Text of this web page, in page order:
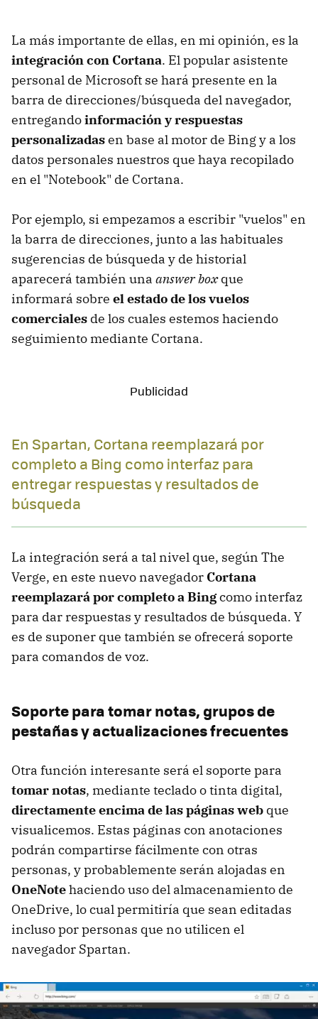
La más importante de ellas, en mi opinión, es la
integración con Cortana. El popular asistente
personal de Microsoft se hará presente en la
barra de direcciones/búsqueda del navegador,
entregandoinformación y respuestas
personalizadasen base al motor de Bing y a los
datos personales nuestros que haya recopilado
en el "Notebook" de Cortana.
Por ejemplo, si empezamos a escribir "vuelos" en
la barra de direcciones, junto a las habituales
sugerencias de búsqueda y de historial
aparecerá también una answer boxque
informará sobre el estado de los vuelos
comerciales de los cuales estemos haciendo
seguimiento mediante Cortana.
En Spartan, Cortana reemplazará por
completo a Bing como interfaz para
entregar respuestas y resultados de
búsqueda
La integración será a tal nivel que, según The
Verge, en este nuevo navegador Cortana
reemplazará por completo a Bingcomo interfaz
para dar respuestas y resultados de búsqueda. Y
es de suponer que también se ofrecerá soporte
para comandos de voz.
Soporte para tomar notas, grupos de
pestañas y actualizaciones frecuentes
Otra función interesante será el soporte para
tomar notas, mediante teclado o tinta digital,
directamente encima de las páginas web que
visualicemos. Estas páginas con anotaciones
podrán compartirse fácilmente con otras
personas, y probablemente serán alojadas en
OneNotehaciendo uso del almacenamiento de
OneDrive, lo cual permitiría que sean editadas
incluso por personas que no utilicen el
navegador Spartan.